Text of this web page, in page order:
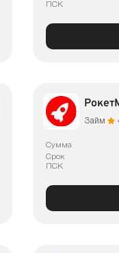
ПСК
Займ
Сумма
Срок
ПСК